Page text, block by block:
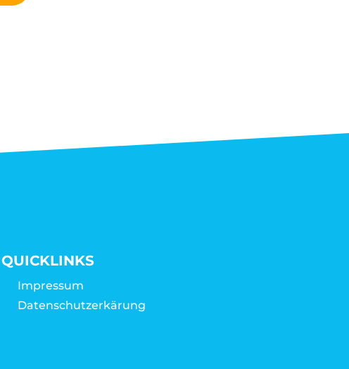
QUICKLINKS
Impressum
Datenschutzerkärung